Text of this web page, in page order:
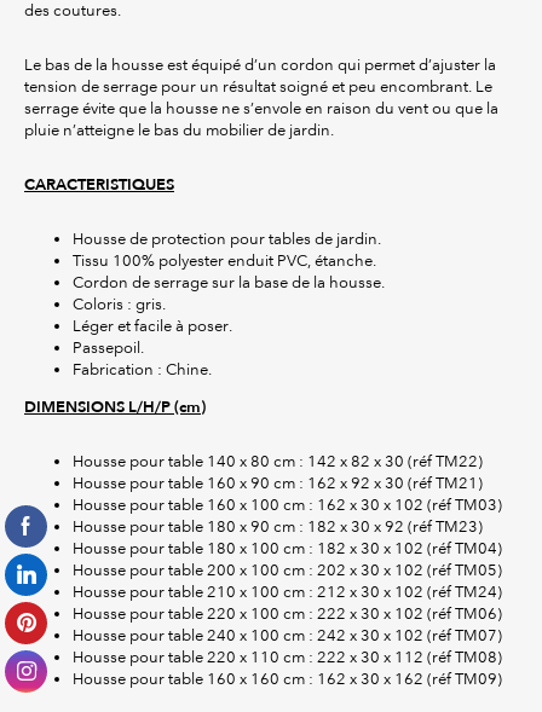
des coutures.
Le bas de la housse est équipé d’un cordon qui permet d’ajuster la
tension de serrage pour un résultat soigné et peu encombrant. Le
serrage évite que la housse ne s’envole en raison du vent ou que la
pluie n’atteigne le bas du mobilier de jardin.
CARACTERISTIQUES
Housse de protection pour tables de jardin.
Tissu 100% polyester enduit PVC, étanche.
Cordon de serrage sur la base de la housse.
Coloris : gris.
Léger et facile à poser.
Passepoil.
Fabrication : Chine.
DIMENSIONS L/H/P (cm)
Housse pour table 140 x 80 cm : 142 x 82 x 30 (réf TM22)
Housse pour table 160 x 90 cm : 162 x 92 x 30 (réf TM21)
Housse pour table 160 x 100 cm : 162 x 30 x 102 (réf TM03)
Housse pour table 180 x 90 cm : 182 x 30 x 92 (réf TM23)
Housse pour table 180 x 100 cm : 182 x 30 x 102 (réf TM04)
Housse pour table 200 x 100 cm : 202 x 30 x 102 (réf TM05)
Housse pour table 210 x 100 cm : 212 x 30 x 102 (réf TM24)
Housse pour table 220 x 100 cm : 222 x 30 x 102 (réf TM06)
Housse pour table 240 x 100 cm : 242 x 30 x 102 (réf TM07)
Housse pour table 220 x 110 cm : 222 x 30 x 112 (réf TM08)
Housse pour table 160 x 160 cm : 162 x 30 x 162 (réf TM09)